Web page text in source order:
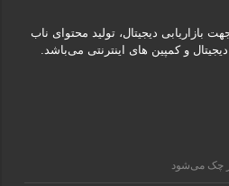
دیجیتال، تولید محتوای ناب
و کمپین های اینترنتی می‌باشد.